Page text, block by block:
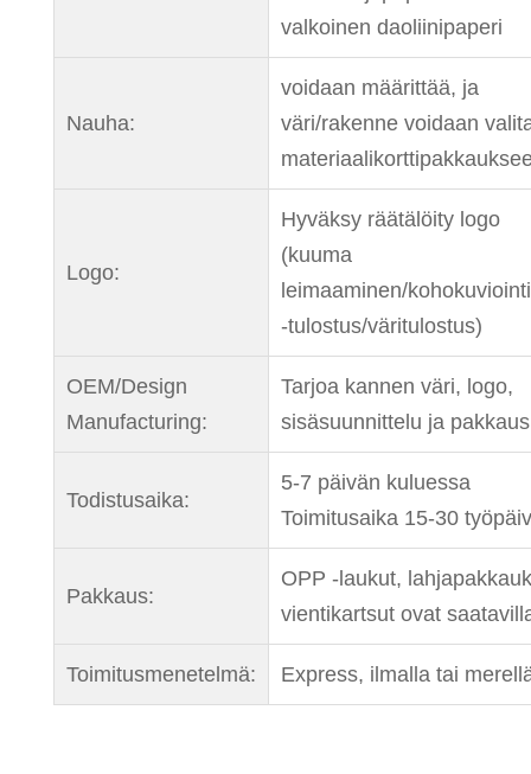
valkoinen daoliinipaperi
Nauha:
voidaan määrittää, ja
väri/rakenne voidaan
Logo:
Hyväksy räätälöity logo
(kuuma
leimaaminen/
-tulostus/väritulostus)
OEM/Design
Manufacturing:
Tarjoa kannen väri, logo,
sisäsuunnittelu ja
Todistusaika:
5-7 päivän kuluessa
Toimitusaika 15-30
Pakkaus:
OPP -laukut,
vientikartsut ovat
Toimitusmenetelmä: Express, ilmalla tai